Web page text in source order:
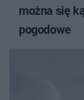
można się
pogodowe